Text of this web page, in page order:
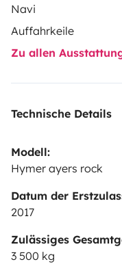
Navi
Auffahrkeile
Zu allen
Technische Details
Modell:
Hymer ayers rock
Datum der
2017
Zulässiges
3 500 kg